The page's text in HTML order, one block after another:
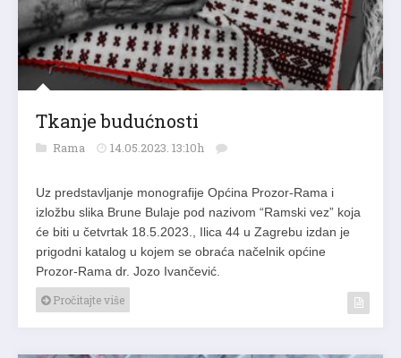
Tkanje budućnosti
Rama 14.05.2023. 13:10h
Uz predstavljanje monografije Općina Prozor-Rama i
izložbu slika Brune Bulaje pod nazivom “Ramski vez” koja
će biti u četvrtak 18.5.2023., Ilica 44 u Zagrebu izdan je
prigodni katalog u kojem se obraća načelnik općine
Prozor-Rama dr. Jozo Ivančević.
Pročitajte više